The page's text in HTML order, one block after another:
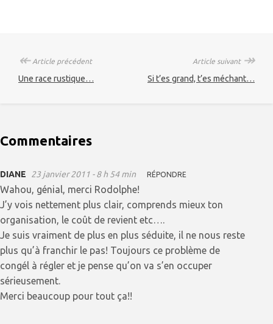
↞Article précédent
Une race rustique…
Article suivant ↠
Si t’es grand, t’es méchant…
Commentaires
DIANE 23 janvier 2011 - 8 h 54 min RÉPONDRE
Wahou, génial, merci Rodolphe!
J’y vois nettement plus clair, comprends mieux ton
organisation, le coût de revient etc….
Je suis vraiment de plus en plus séduite, il ne nous reste
plus qu’à franchir le pas! Toujours ce problème de
congél à régler et je pense qu’on va s’en occuper
sérieusement.
Merci beaucoup pour tout ça!!